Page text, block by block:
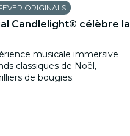
ORIGINALS
Candlelight® célèbre la
musicale immersive
classiques de Noël,
de bougies.